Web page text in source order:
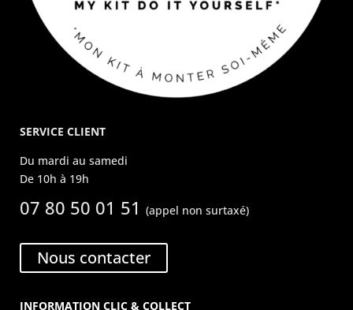
SERVICE CLIENT
Du mardi au samedi
De 10h à 19h
07 80 50 01 51(appel non surtaxé)
Nous contacter
INFORMATION CLIC & COLLECT